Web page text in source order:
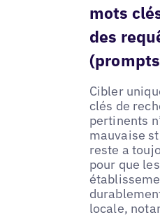
mots
des
Cibler
clés de
pertinents
mauvaise
reste a
pour que
locale,